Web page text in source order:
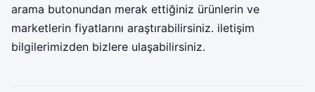
arama butonundan merak ettiğiniz ürünlerin ve
marketlerin fiyatlarını araştırabilirsiniz. iletişim
bilgilerimizden bizlere ulaşabilirsiniz.